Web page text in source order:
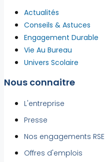
Actualités
Conseils & Astuces
Engagement Durable
Vie Au Bureau
Univers Scolaire
Nous connaitre
L'entreprise
Presse
Nos engagements RSE
Offres d'emplois